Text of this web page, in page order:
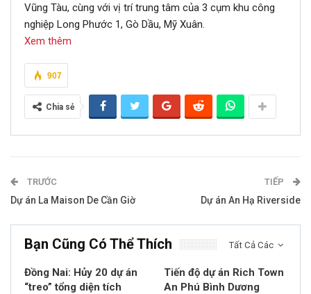
Vũng Tàu, cùng với vị trí trung tâm của 3 cụm khu công
nghiệp Long Phước 1, Gò Dầu, Mỹ Xuân.
Xem thêm
907
Chia sẻ
TRƯỚC
Dự án La Maison De Cần Giờ
TIẾP
Dự án An Hạ Riverside
Tất Cả Các
Bạn Cũng Có Thể Thích
Đồng Nai: Hủy 20 dự án
“treo” tổng diện tích
Tiến độ dự án Rich Town
An Phú Bình Dương